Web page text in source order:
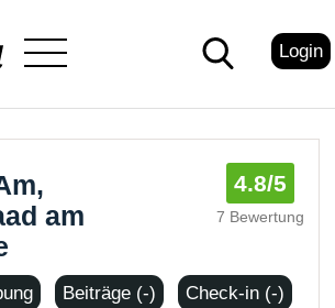
Login
am
4.8/5
7 Bewertung
Beiträge (-) Check-in (-)